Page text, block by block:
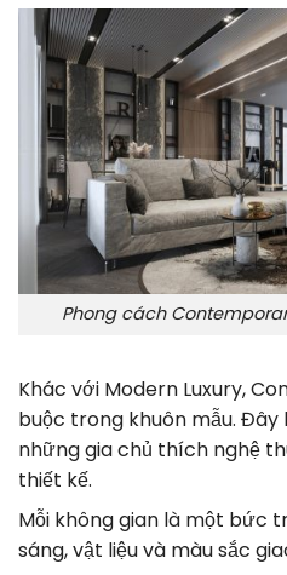
Phong cách
Khác với Modern Luxury,
buộc trong khuôn mẫu.
những gia chủ thích nghệ
thiết kế.
Mỗi không gian là một bức
sáng, vật liệu và màu sắc